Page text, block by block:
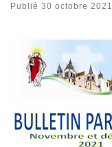
Publié 30 octobre 2021